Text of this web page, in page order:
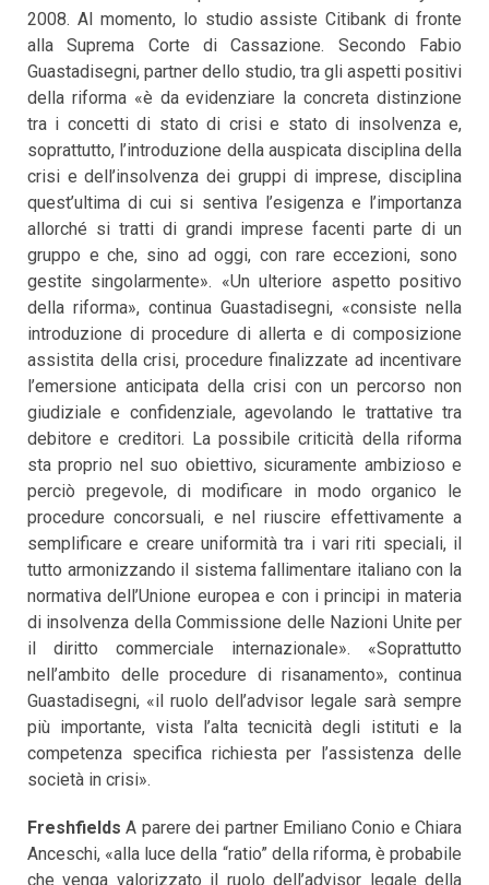
2008. Al momento, lo studio assiste Citibank di fronte
alla Suprema Corte di Cassazione. Secondo Fabio
Guastadisegni, partner dello studio, tra gli aspetti positivi
della riforma «è da evidenziare la concreta distinzione
tra i concetti di stato di crisi e stato di insolvenza e,
soprattutto, l’introduzione della auspicata disciplina della
crisi e dell’insolvenza dei gruppi di imprese, disciplina
quest’ultima di cui si sentiva l’esigenza e l’importanza
allorché si tratti di grandi imprese facenti parte di un
gruppo e che, sino ad oggi, con rare eccezioni, sono
gestite singolarmente». «Un ulteriore aspetto positivo
della riforma», continua Guastadisegni, «consiste nella
introduzione di procedure di allerta e di composizione
assistita della crisi, procedure finalizzate ad incentivare
l’emersione anticipata della crisi con un percorso non
giudiziale e confidenziale, agevolando le trattative tra
debitore e creditori. La possibile criticità della riforma
sta proprio nel suo obiettivo, sicuramente ambizioso e
perciò pregevole, di modificare in modo organico le
procedure concorsuali, e nel riuscire effettivamente a
semplificare e creare uniformità tra i vari riti speciali, il
tutto armonizzando il sistema fallimentare italiano con la
normativa dell’Unione europea e con i principi in materia
di insolvenza della Commissione delle Nazioni Unite per
il diritto commerciale internazionale». «Soprattutto
nell’ambito delle procedure di risanamento», continua
Guastadisegni, «il ruolo dell’advisor legale sarà sempre
più importante, vista l’alta tecnicità degli istituti e la
competenza specifica richiesta per l’assistenza delle
società in crisi».
Freshfields A parere dei partner Emiliano Conio e Chiara
Anceschi, «alla luce della “ratio” della riforma, è probabile
che venga valorizzato il ruolo dell’advisor legale della